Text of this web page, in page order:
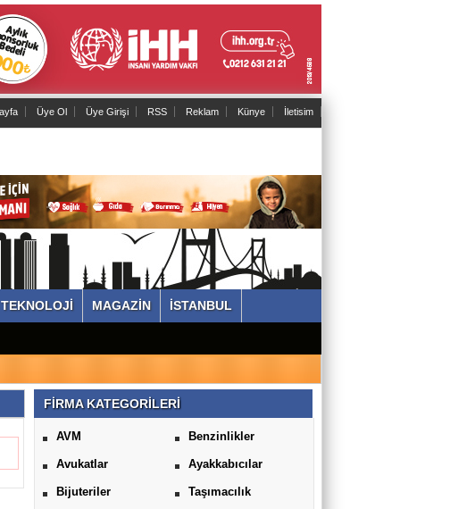
Üye Ol Üye Girişi RSS Reklam Künye İletisim
TEKNOLOJİ MAGAZİN İSTANBUL
FİRMA KATEGORİLERİ
AVM Benzinlikler
Avukatlar Ayakkabıcılar
Bijuteriler Taşımacılık